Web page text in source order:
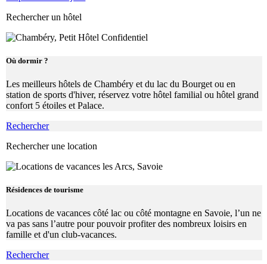
Rechercher un hôtel
Où dormir ?
Les meilleurs hôtels de Chambéry et du lac du Bourget ou en
station de sports d'hiver, réservez votre hôtel familial ou hôtel grand
confort 5 étoiles et Palace.
Rechercher
Rechercher une location
Résidences de tourisme
Locations de vacances côté lac ou côté montagne en Savoie, l’un ne
va pas sans l’autre pour pouvoir profiter des nombreux loisirs en
famille et d'un club-vacances.
Rechercher